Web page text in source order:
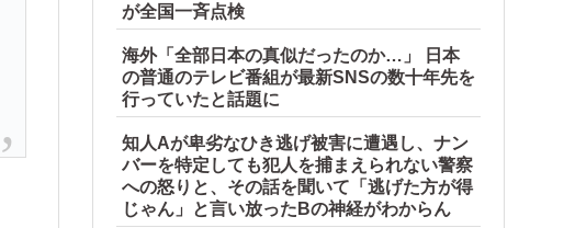
が全国一斉点検
海外「全部日本の真似だったのか…」 日本
の普通のテレビ番組が最新SNSの数十年先を
行っていたと話題に
知人Aが卑劣なひき逃げ被害に遭遇し、ナン
バーを特定しても犯人を捕まえられない警察
への怒りと、その話を聞いて「逃げた方が得
じゃん」と言い放ったBの神経がわからん